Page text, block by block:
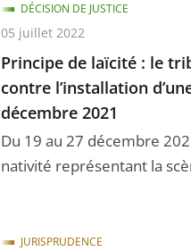
Principe de laïcité : le
contre l’installation
décembre 2021
Du 19 au 27 décembre
nativité représentant la
DÉCISION DE JUSTICE
05 juillet 2022
JURISPRUDENCE